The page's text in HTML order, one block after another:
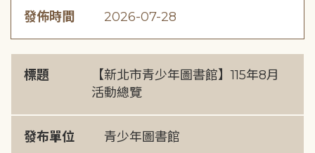
發佈時間 2026-07-28
標題
【新北市青少年圖書館】115年8月
活動總覽
發布單位 青少年圖書館